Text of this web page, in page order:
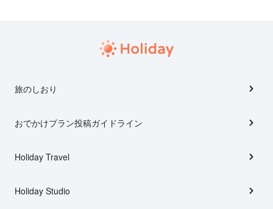
旅のしおり
おでかけプラン投稿ガイドライン
Holiday Travel
Holiday Studio